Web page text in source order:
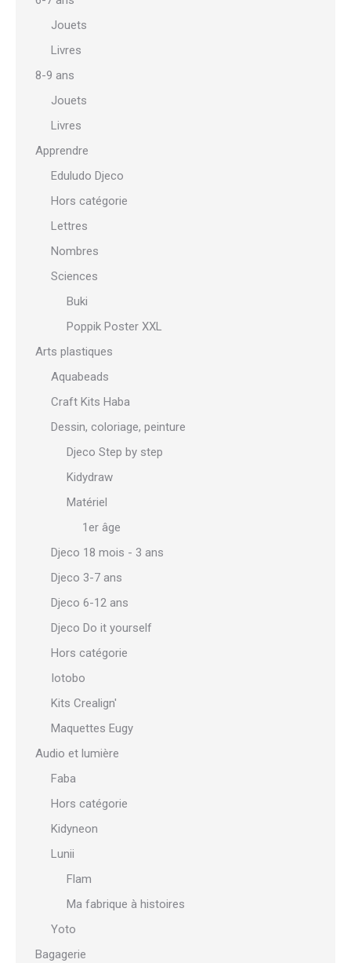
Jouets
Livres
8-9 ans
Jouets
Livres
Apprendre
Eduludo Djeco
Hors catégorie
Lettres
Nombres
Sciences
Buki
Poppik Poster XXL
Arts plastiques
Aquabeads
Craft Kits Haba
Dessin, coloriage, peinture
Djeco Step by step
Kidydraw
Matériel
1er âge
Djeco 18 mois - 3 ans
Djeco 3-7 ans
Djeco 6-12 ans
Djeco Do it yourself
Hors catégorie
Iotobo
Kits Crealign'
Maquettes Eugy
Audio et lumière
Faba
Hors catégorie
Kidyneon
Lunii
Flam
Ma fabrique à histoires
Yoto
Bagagerie